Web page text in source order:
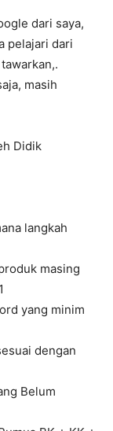
dari saya,
pelajari dari
masih
Didik
langkah
masing
yang minim
dengan
Belum